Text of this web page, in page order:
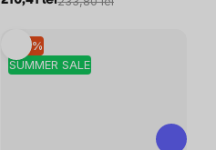
SUMMER SALE
–10 %